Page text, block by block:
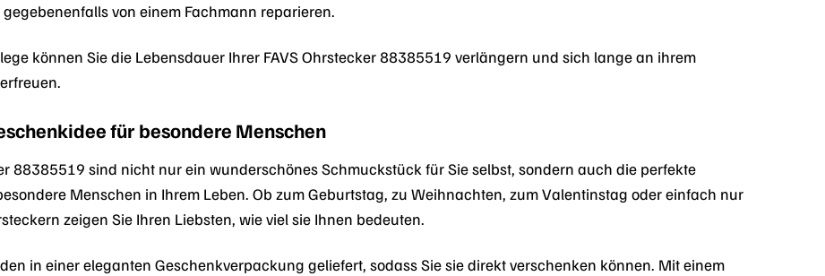
gegebenenfalls von einem Fachmann reparieren.
können Sie die Lebensdauer Ihrer FAVS Ohrstecker 88385519 verlängern und sich lange an ihrem
für besondere Menschen
88385519 sind nicht nur ein wunderschönes Schmuckstück für Sie selbst, sondern auch die perfekte
Menschen in Ihrem Leben. Ob zum Geburtstag, zu Weihnachten, zum Valentinstag oder einfach nur
zeigen Sie Ihren Liebsten, wie viel sie Ihnen bedeuten.
in einer eleganten Geschenkverpackung geliefert, sodass Sie sie direkt verschenken können. Mit einem